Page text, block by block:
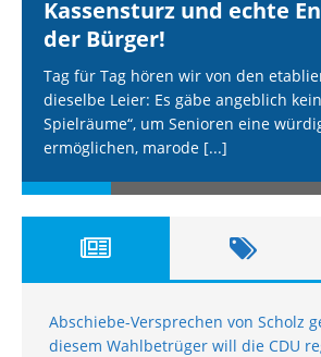
Kassensturz und echte
der Bürger!
Tag für Tag hören wir von den
dieselbe Leier: Es gäbe angeblich
Spielräume“, um Senioren eine
ermöglichen, marode [...]
Abschiebe-Versprechen von Scholz
diesem Wahlbetrüger will die CDU